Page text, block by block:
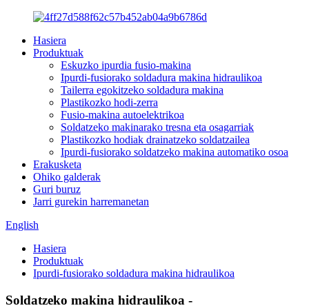
Hasiera
Produktuak
Eskuzko ipurdia fusio-makina
Ipurdi-fusiorako soldadura makina hidraulikoa
Tailerra egokitzeko soldadura makina
Plastikozko hodi-zerra
Fusio-makina autoelektrikoa
Soldatzeko makinarako tresna eta osagarriak
Plastikozko hodiak drainatzeko soldatzailea
Ipurdi-fusiorako soldatzeko makina automatiko osoa
Erakusketa
Ohiko galderak
Guri buruz
Jarri gurekin harremanetan
English
Hasiera
Produktuak
Ipurdi-fusiorako soldadura makina hidraulikoa
Soldatzeko makina hidraulikoa -